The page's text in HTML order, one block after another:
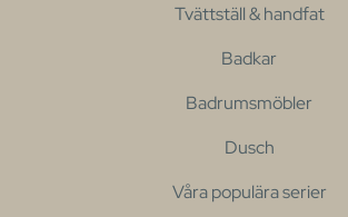
Tvättställ & handfat
Badkar
Badrumsmöbler
Dusch
Våra populära serier